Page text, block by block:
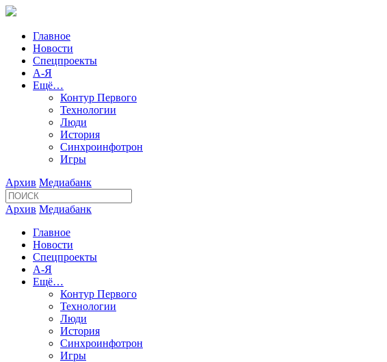
Главное
Новости
Спецпроекты
А-Я
Ещё…
Контур Первого
Технологии
Люди
История
Синхроинфотрон
Игры
Архив Медиабанк
Архив Медиабанк
Главное
Новости
Спецпроекты
А-Я
Ещё…
Контур Первого
Технологии
Люди
История
Синхроинфотрон
Игры